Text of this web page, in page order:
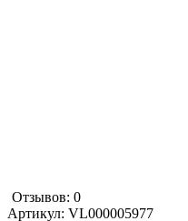
Отзывов: 0
Артикул: VL000005977